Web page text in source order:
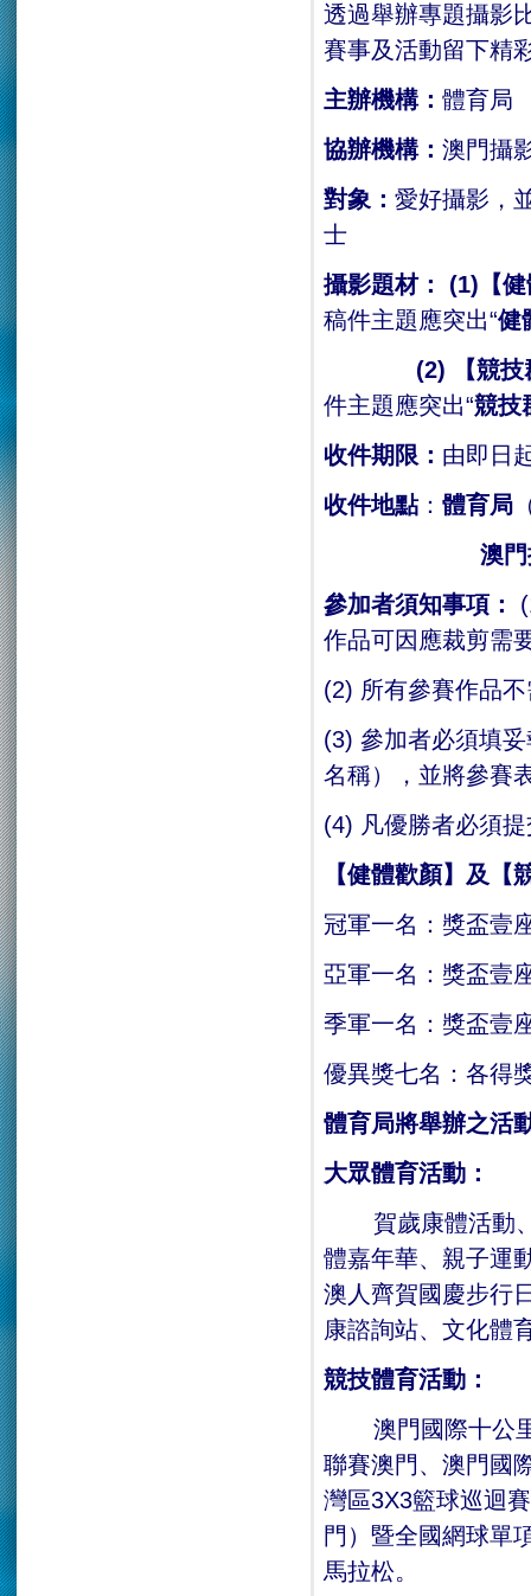
透過舉辦專題攝影
賽事及活動留下精
主辦機構： 體育局
協辦機構： 澳門攝
對象： 愛好攝影，
士
攝影題材： (1) 【
稿件主題應突出“健
(2)
【競
件主題應突出“競技
收件期限： 由即日
收件地點： 體育局
澳
參加者須知事項：
作品可因應裁剪需
(2) 所有參賽作品
(3) 參加者必須填
名稱），並將參賽
(4) 凡優勝者必須
【健體歡顏】 及【
冠軍一名：獎盃壹
亞軍一名：獎盃壹
季軍一名：獎盃壹
優異獎七名：各得
體育局將舉辦之活
大眾體育活動：
賀歲康體活動
體嘉年華、親子運
澳人齊賀國慶步行
康諮詢站、文化體
競技體育活動：
澳門國際十公
聯賽澳門、澳門國
灣區3X3籃球巡迴
門）暨全國網球單
馬拉松。